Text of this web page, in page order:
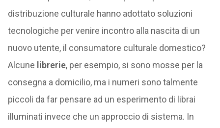
distribuzione culturale hanno adottato soluzioni
tecnologiche per venire incontro alla nascita di un
nuovo utente, il consumatore culturale domestico?
Alcune librerie, per esempio, si sono mosse per la
consegna a domicilio, ma i numeri sono talmente
piccoli da far pensare ad un esperimento di librai
illuminati invece che un approccio di sistema. In